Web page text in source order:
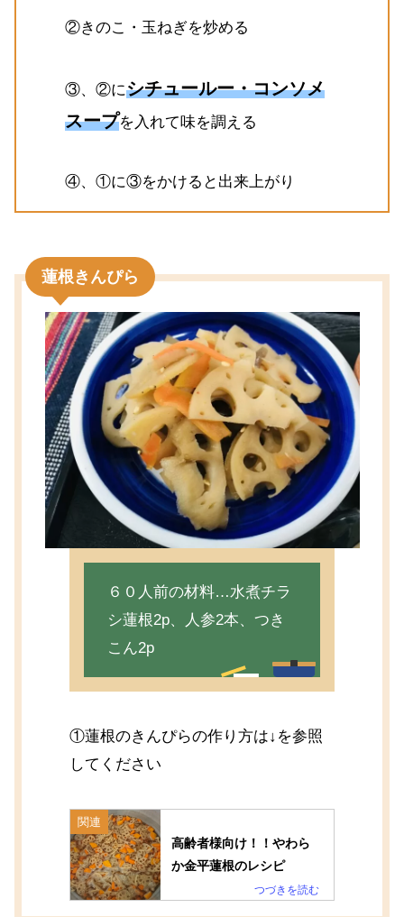
②きのこ・玉ねぎを炒める
③、②にシチュールー・コンソメ
スープを入れて味を調える
④、①に③をかけると出来上がり
蓮根きんぴら
６０人前の材料…水煮チラ
シ蓮根2p、人参2本、つき
こん2p
①蓮根のきんぴらの作り方は↓を参照
してください
関連
高齢者様向け！！やわら
か金平蓮根のレシピ